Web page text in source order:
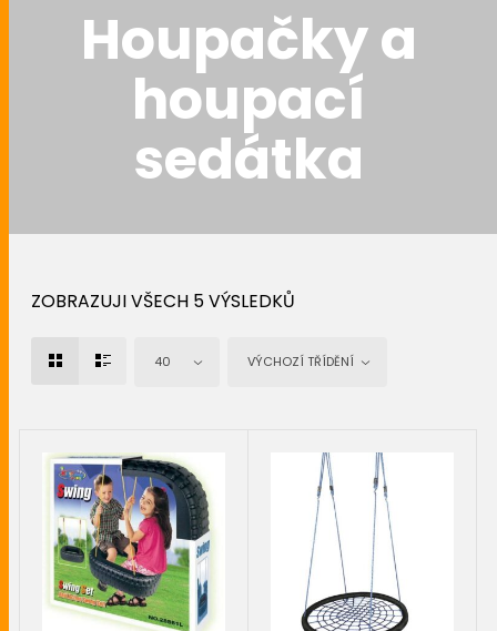
Houpačky a
houpací
sedátka
ZOBRAZUJI VŠECH 5 VÝSLEDKŮ
40 VÝCHOZÍ TŘÍDĚNÍ